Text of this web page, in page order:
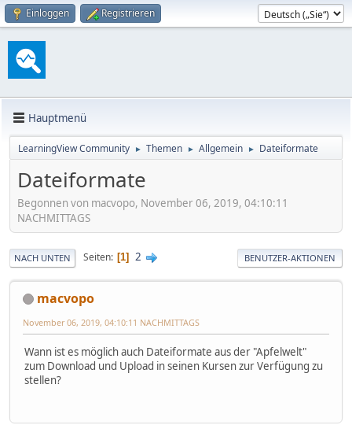
Einloggen Registrieren
Hauptmenü
LearningView Community ► Themen ► Allgemein ► Dateiformate
Dateiformate
Begonnen von macvopo, November 06, 2019, 04:10:11
NACHMITTAGS
NACH UNTEN Seiten 1 2 BENUTZER-AKTIONEN
macvopo
November 06, 2019, 04:10:11 NACHMITTAGS
Wann ist es möglich auch Dateiformate aus der "Apfelwelt"
zum Download und Upload in seinen Kursen zur Verfügung zu
stellen?